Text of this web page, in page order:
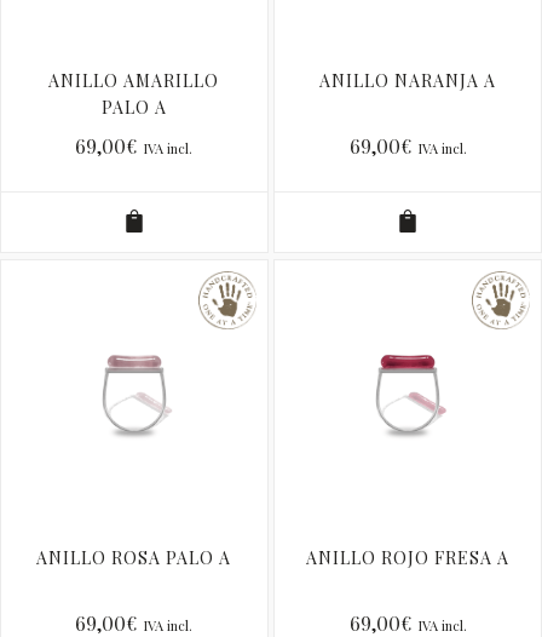
ANILLO AMARILLO
PALO A
69,00€ IVA incl.
ANILLO NARANJA A
69,00€ IVA incl.
ANILLO ROSA PALO A
69,00€ IVA incl.
ANILLO ROJO FRESA A
69,00€ IVA incl.